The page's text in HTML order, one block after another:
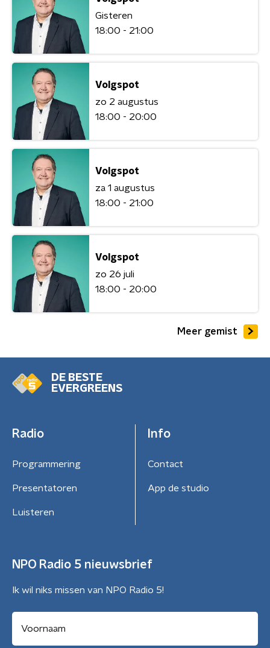
Gisteren
18:00 - 21:00
Volgspot
zo 2 augustus
18:00 - 20:00
Volgspot
za 1 augustus
18:00 - 21:00
Volgspot
zo 26 juli
18:00 - 20:00
Meer gemist
DE BESTE
EVERGREENS
Radio
Programmering
Presentatoren
Luisteren
Info
Contact
App de studio
NPO Radio 5 nieuwsbrief
Ik wil niks missen van NPO Radio 5!